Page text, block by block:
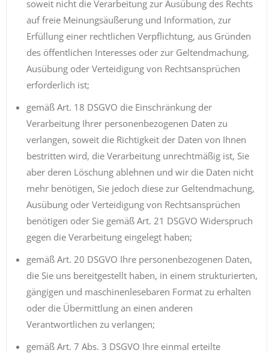
soweit nicht die Verarbeitung zur Ausübung des Rechts
auf freie Meinungsäußerung und Information, zur
Erfüllung einer rechtlichen Verpflichtung, aus Gründen
des öffentlichen Interesses oder zur Geltendmachung,
Ausübung oder Verteidigung von Rechtsansprüchen
erforderlich ist;
gemäß Art. 18 DSGVO die Einschränkung der
Verarbeitung Ihrer personenbezogenen Daten zu
verlangen, soweit die Richtigkeit der Daten von Ihnen
bestritten wird, die Verarbeitung unrechtmäßig ist, Sie
aber deren Löschung ablehnen und wir die Daten nicht
mehr benötigen, Sie jedoch diese zur Geltendmachung,
Ausübung oder Verteidigung von Rechtsansprüchen
benötigen oder Sie gemäß Art. 21 DSGVO Widerspruch
gegen die Verarbeitung eingelegt haben;
gemäß Art. 20 DSGVO Ihre personenbezogenen Daten,
die Sie uns bereitgestellt haben, in einem strukturierten,
gängigen und maschinenlesebaren Format zu erhalten
oder die Übermittlung an einen anderen
Verantwortlichen zu verlangen;
gemäß Art. 7 Abs. 3 DSGVO Ihre einmal erteilte